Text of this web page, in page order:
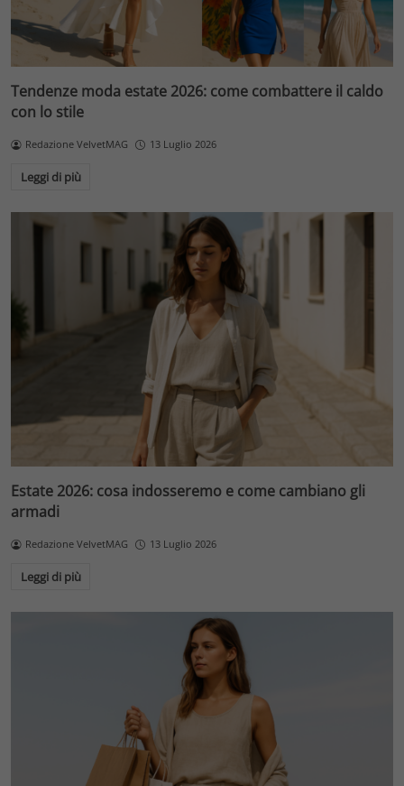
Tendenze moda estate 2026: come combattere il caldo
con lo stile
Redazione VelvetMAG 13 Luglio 2026
Leggi di più
Estate 2026: cosa indosseremo e come cambiano gli
armadi
Redazione VelvetMAG 13 Luglio 2026
Leggi di più